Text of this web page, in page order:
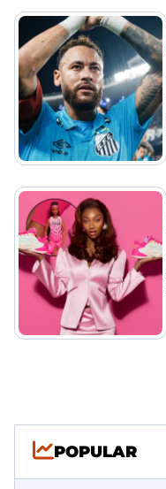
POPULAR